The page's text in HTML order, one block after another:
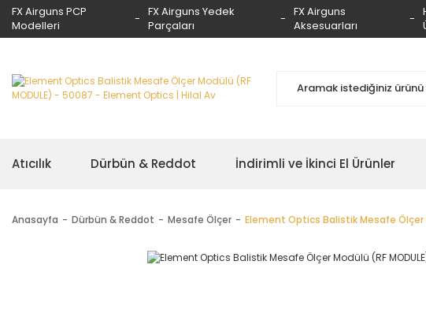
FX Airguns PCP
Modelleri
FX Airguns Yedek
Parçaları
FX Airguns
Aksesuarları
Atıcılık Dürbün & Reddot İndirimli ve İkinci El Ürünler
Anasayfa Dürbün & Reddot Mesafe Ölçer Element Optics Balistik Mesafe Ölçer